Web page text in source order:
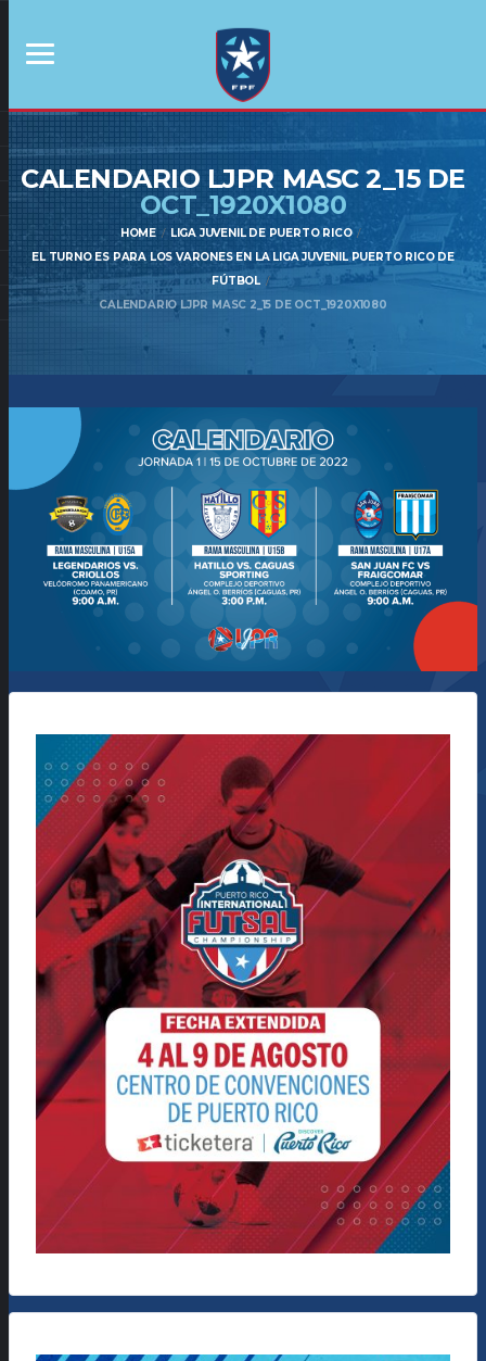
CALENDARIO LJPR MASC 2_15 DE
OCT_1920X1080
HOME
LIGA JUVENIL DE PUERTO RICO
EL TURNO ES PARA LOS VARONES EN LA LIGA JUVENIL PUERTO RICO DE
FÚTBOL
CALENDARIO LJPR MASC 2_15 DE OCT_1920X1080